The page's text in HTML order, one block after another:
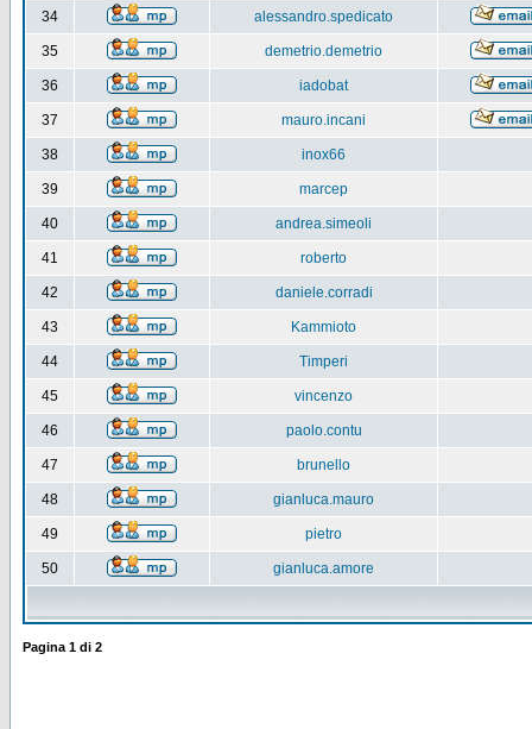
34 alessandro.spedicato
35 demetrio.demetrio
36 iadobat
37 mauro.incani
38 inox66
39 marcep
40 andrea.simeoli
41 roberto
42 daniele.corradi
43 Kammioto
44 Timperi
45 vincenzo
46 paolo.contu
47 brunello
48 gianluca.mauro
49 pietro
50 gianluca.amore
Pagina 1 di 2